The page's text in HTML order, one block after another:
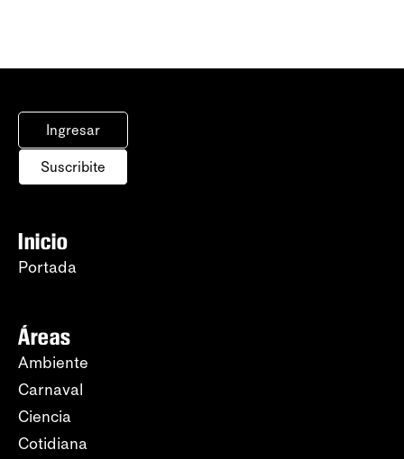
Ingresar
Suscribite
Inicio
Portada
Áreas
Ambiente
Carnaval
Ciencia
Cotidiana